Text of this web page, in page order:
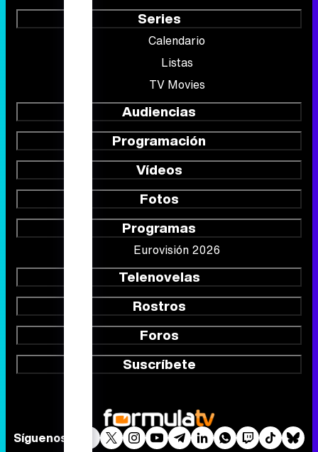
Series
Calendario
Listas
TV Movies
Audiencias
Programación
Vídeos
Fotos
Programas
Eurovisión 2026
Telenovelas
Rostros
Foros
Suscríbete
Síguenos